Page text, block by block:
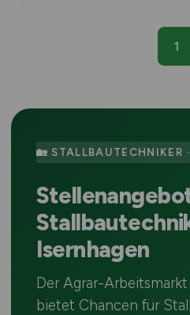
1
🏡 STALLBAUTECHNIKER
Isernhagen
Der Agrar-
bietet Chancen für